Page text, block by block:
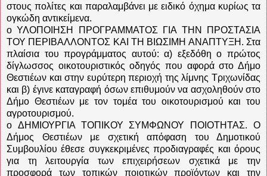
στους πολίτες και παραλαμβάνει με ειδικό όχημα κυρίως τα
ογκώδη αντικείμενα.
o ΥΛΟΠΟΙΗΣΗ ΠΡΟΓΡΑΜΜΑΤΟΣ ΓΙΑ ΤΗΝ ΠΡΟΣΤΑΣΙΑ
ΤΟΥ ΠΕΡΙΒΑΛΛΟΝΤΟΣ ΚΑΙ ΤΗ ΒΙΩΣΙΜΗ ΑΝΑΠΤΥΞΗ. Στα
πλαίσια του προγράμματος αυτού: α) εξεδόθη ο πρώτος
δίγλωσσος οικοτουριστικός οδηγός που αφορά στο Δήμο
Θεστιέων και στην ευρύτερη περιοχή της λίμνης Τριχωνίδας
και β) έγινε καταγραφή όσων επιθυμούν να ασχοληθούν στο
Δήμο Θεστιέων με τον τομέα του οικοτουρισμού και του
αγροτουρισμού.
o ΔΗΜΙΟΥΡΓΙΑ ΤΟΠΙΚΟΥ ΣΥΜΦΩΝΟΥ ΠΟΙΟΤΗΤΑΣ. Ο
Δήμος Θεστιέων με σχετική απόφαση του Δημοτικού
Συμβουλίου έθεσε συγκεκριμένες προδιαγραφές και όρους
για τη λειτουργία των επιχειρήσεων σχετικά με την
προσφορά των τοπικών ποιοτικών προϊόντων και την